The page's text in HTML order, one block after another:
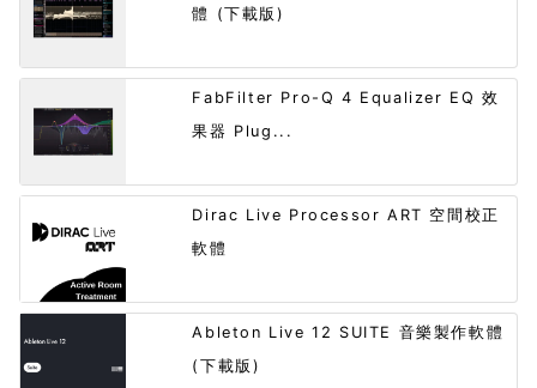
體 (下載版)
FabFilter Pro-Q 4 Equalizer EQ 效
果器 Plug...
Dirac Live Processor ART 空間校正
軟體
Ableton Live 12 SUITE 音樂製作軟體
(下載版)